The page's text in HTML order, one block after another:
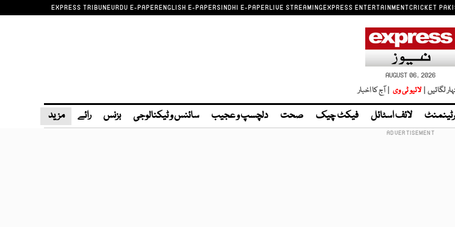
EXPRESS TRIBUNEURDU E-PAPERENGLISH E-PAPERSINDHI E-PAPERLIVE STREAMINGEXPRESS ENTERTAINMENTCRICKET
AUGUST 06, 2026
لگائیں | لائیو ٹی وی | آج کا اخبار
لائف اسٹائل فیکٹ چیک صحت دلچسپ و عجیب سائنس و ٹیکنالوجی بزنس رائے مزید